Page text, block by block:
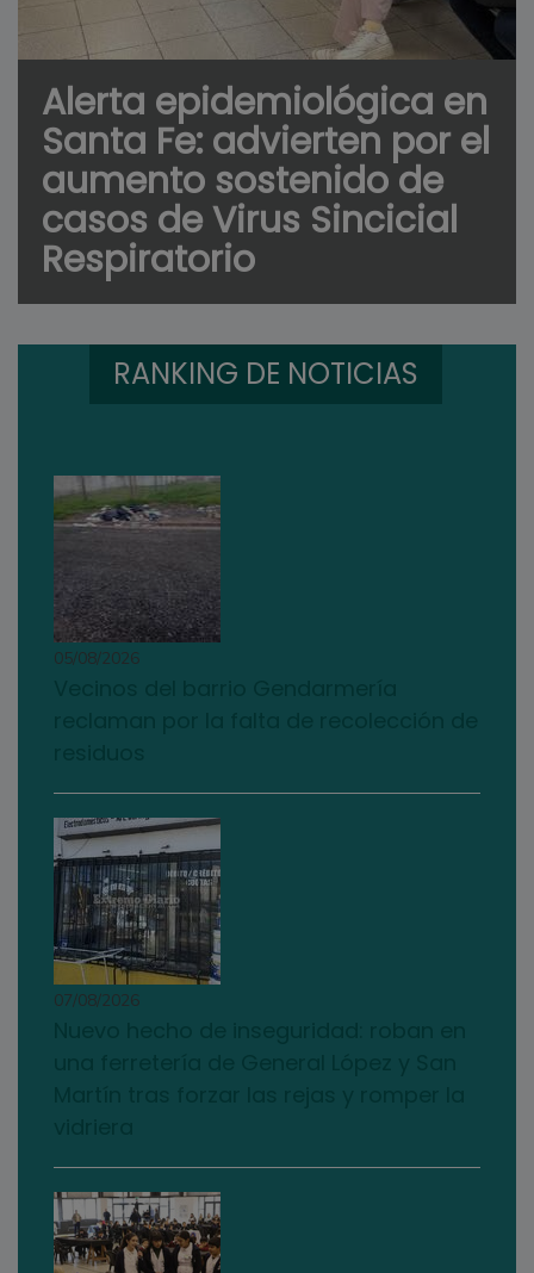
Alerta epidemiológica en
Santa Fe: advierten por el
aumento sostenido de
casos de Virus Sincicial
Respiratorio
RANKING DE NOTICIAS
05/08/2026
07/08/2026